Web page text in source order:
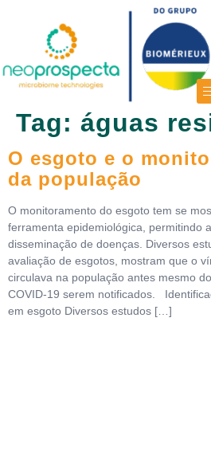
Tag: águas
O esgoto e o
da população
O monitoramento do esgoto tem se
ferramenta epidemiológica, permitindo
disseminação de doenças. Diversos
avaliação de esgotos, mostram que o
circulava na população antes mesmo
COVID-19 serem notificados.
em esgoto Diversos estudos […]